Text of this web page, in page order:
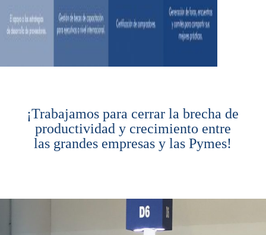
¡Trabajamos para cerrar la brecha de
productividad y crecimiento entre
las grandes empresas y las Pymes!